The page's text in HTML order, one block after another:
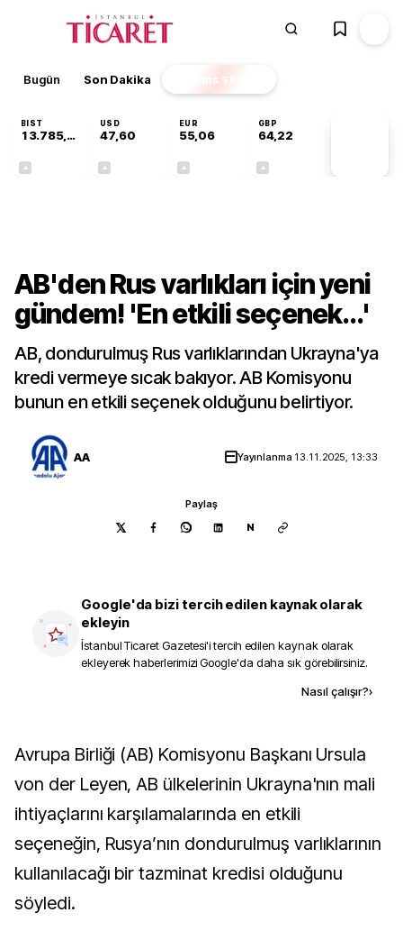
Bugün Son Dakika Finans EKSTRA
BIST
13.785,93
USD
47,60
EUR
55,06
GBP
64,22
AB'den Rus varlıkları için yeni
gündem! 'En etkili seçenek...'
AB, dondurulmuş Rus varlıklarından Ukrayna'ya
kredi vermeye sıcak bakıyor. AB Komisyonu
bunun en etkili seçenek olduğunu belirtiyor.
AA Yayınlanma 13.11.2025, 13:33
Paylaş
N
Google'da bizi tercih edilen kaynak olarak
ekleyin
İstanbul Ticaret Gazetesi'i tercih edilen kaynak olarak
ekleyerek haberlerimizi Google'da daha sık görebilirsiniz.
Nasıl çalışır?›
Avrupa Birliği (AB) Komisyonu Başkanı Ursula
von der Leyen, AB ülkelerinin Ukrayna'nın mali
ihtiyaçlarını karşılamalarında en etkili
seçeneğin, Rusya’nın dondurulmuş varlıklarının
kullanılacağı bir tazminat kredisi olduğunu
söyledi.